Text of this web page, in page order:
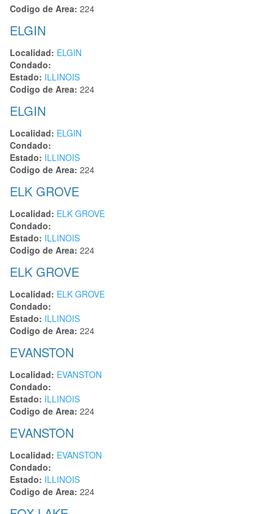
Codigo de Area: 224
ELGIN
Localidad: ELGIN
Condado:
Estado: ILLINOIS
Codigo de Area: 224
ELGIN
Localidad: ELGIN
Condado:
Estado: ILLINOIS
Codigo de Area: 224
ELK GROVE
Localidad: ELK GROVE
Condado:
Estado: ILLINOIS
Codigo de Area: 224
ELK GROVE
Localidad: ELK GROVE
Condado:
Estado: ILLINOIS
Codigo de Area: 224
EVANSTON
Localidad: EVANSTON
Condado:
Estado: ILLINOIS
Codigo de Area: 224
EVANSTON
Localidad: EVANSTON
Condado:
Estado: ILLINOIS
Codigo de Area: 224